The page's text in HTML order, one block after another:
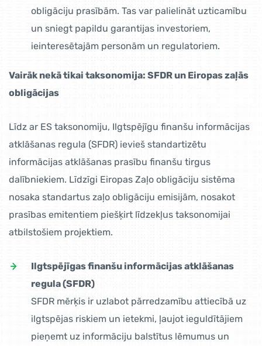
obligāciju prasībām. Tas var palielināt uzticamību
un sniegt papildu garantijas investoriem,
ieinteresētajām personām un regulatoriem.
Vairāk nekā tikai taksonomija: SFDR un Eiropas zaļās
obligācijas
Līdz ar ES taksonomiju, Ilgtspējīgu finanšu informācijas
atklāšanas regula (SFDR) ievieš standartizētu
informācijas atklāšanas prasību finanšu tirgus
dalībniekiem. Līdzīgi Eiropas Zaļo obligāciju sistēma
nosaka standartus zaļo obligāciju emisijām, nosakot
prasības emitentiem piešķirt līdzekļus taksonomijai
atbilstošiem projektiem.
Ilgtspējīgas finanšu informācijas atklāšanas
regula (SFDR)
SFDR mērķis ir uzlabot pārredzamību attiecībā uz
ilgtspējas riskiem un ietekmi, ļaujot ieguldītājiem
pieņemt uz informāciju balstītus lēmumus un